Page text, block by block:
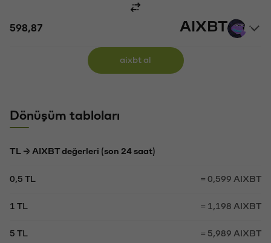
AIXBT
aixbt al
Dönüşüm tabloları
TL → AIXBT değerleri (son 24 saat)
0,5 TL = 0,599 AIXBT
1 TL = 1,198 AIXBT
5 TL = 5,989 AIXBT